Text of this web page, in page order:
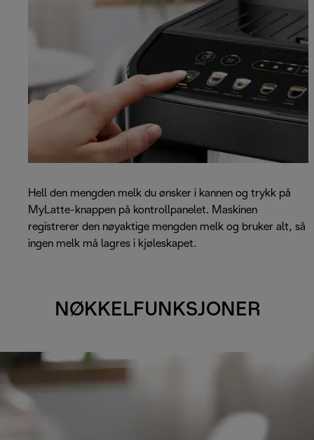
Hell den mengden melk du ønsker i kannen og trykk på
MyLatte-knappen på kontrollpanelet. Maskinen
registrerer den nøyaktige mengden melk og bruker alt, så
ingen melk må lagres i kjøleskapet.
NØKKELFUNKSJONER